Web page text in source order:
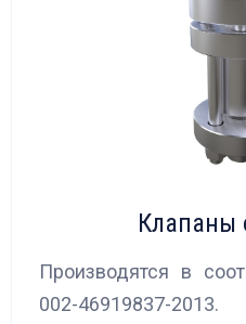
Клапаны
Производятся в
002-46919837-